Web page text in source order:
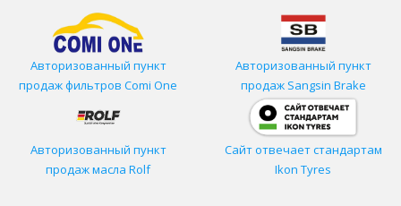
Авторизованный пункт
продаж фильтров Comi One
Авторизованный пункт
продаж Sangsin Brake
Авторизованный пункт
продаж масла Rolf
Сайт отвечает стандартам
Ikon Tyres